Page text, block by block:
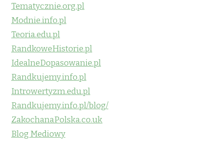
Tematycznie.org.pl
Modnie.info.pl
Teoria.edu.pl
RandkoweHistorie.pl
IdealneDopasowanie.pl
Randkujemy.info.pl
Introwertyzm.edu.pl
Randkujemy.info.pl/blog/
ZakochanaPolska.co.uk
Blog Mediowy